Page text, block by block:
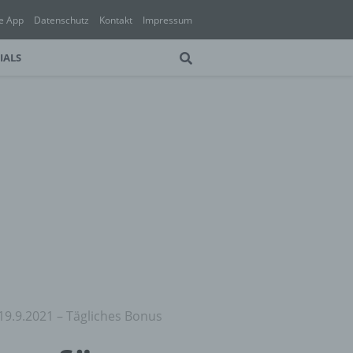
App Datenschutz Kontakt Impressum
– Tägliches Bonus